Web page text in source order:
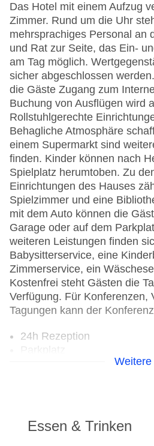
Das Hotel mit einem Aufzug
Zimmer. Rund um die Uhr
mehrsprachiges Personal an
und Rat zur Seite, das Ein-
am Tag möglich.
sicher abgeschlossen
die Gäste Zugang zum
Buchung von Ausflügen wird
Rollstuhlgerechte
Behagliche Atmosphäre
einem Supermarkt sind
finden. Kinder können nach
Spielplatz herumtoben. Zu
Einrichtungen des Hauses
Spielzimmer und eine
mit dem Auto können die
Garage oder auf dem
weiteren Leistungen finden
Babysitterservice, eine
Zimmerservice, ein
Kostenfrei steht Gästen die
Verfügung. Für Konferenzen,
Tagungen kann der
24h Rezeption
Check-in von: 18:00:00
Hotelsafe
WLAN/WiFi im Hotel
Essen & Trinken